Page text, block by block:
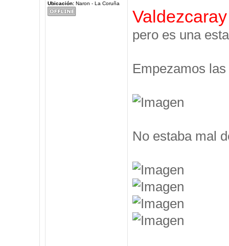
Ubicación:Naron - La Coruña
Valdezcaray
pero es una
Empezamos
No estaba mal